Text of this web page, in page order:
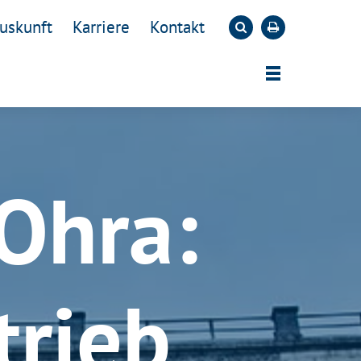
Karriere Kontakt